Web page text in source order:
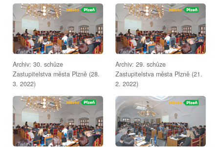
Archiv: 30. schůze
Zastupitelstva města Plzně (28.
3. 2022)
Archiv: 29. schůze
Zastupitelstva města Plzně (21.
2. 2022)